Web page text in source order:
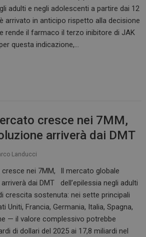
adulti e negli adolescenti a partire dai 12
arrivato in anticipo rispetto alla decisione
rende il farmaco il terzo inibitore di JAK
questa indicazione,…
cresce nei 7MM,
arriverà dai DMT
Landucci
Il mercato globale
dell’epilessia negli adulti
crescita sostenuta: nei sette principali
Uniti, Francia, Germania, Italia, Spagna,
— il valore complessivo potrebbe
di dollari del 2025 ai 17,8 miliardi nel